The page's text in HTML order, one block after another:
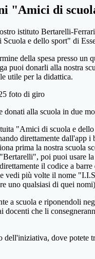
"Amici di
istituto Bertarelli-
e dello sport" di
della spesa presso un
puoi donarli alla nostra
utile per la didattica.
donati alla scuola in due
"Amici di scuola e
direttamente dall'app i
prima la nostra scuola
poi puoi usare la
il codice a
vedi più volte il nome
uno qualsiasi di quei
a scuola e riponendoli
docenti che li
dell'iniziativa, dove potete